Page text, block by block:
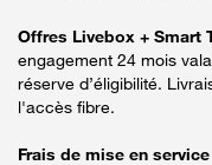
Offres Livebox + Smart
engagement 24 mois
réserve d’éligibilité.
l'accès fibre.
Frais de mise en